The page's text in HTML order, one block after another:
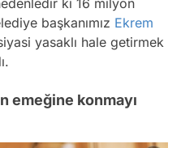
başkanımız Ekrem
yasaklı hale getirmek
emeğine konmayı